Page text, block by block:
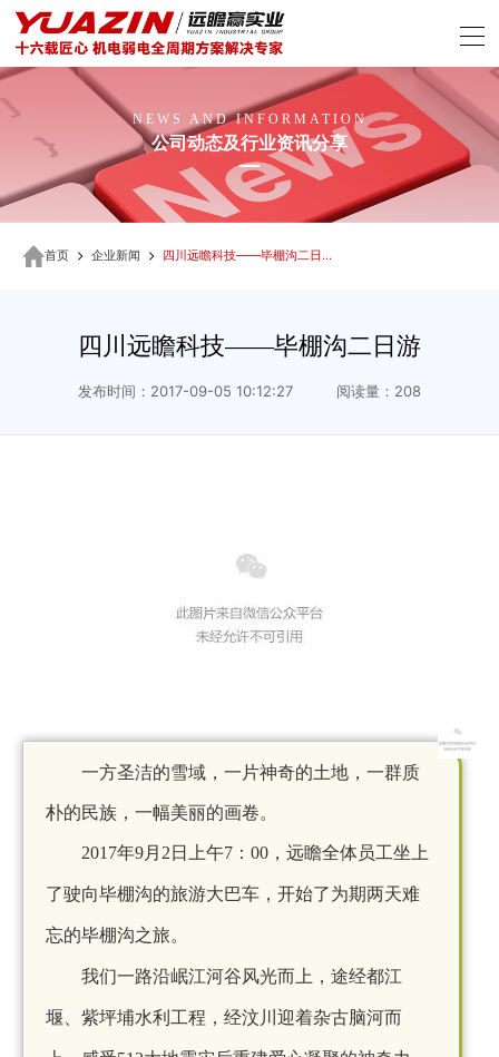
NEWS AND INFORMATION
公司动态及行业资讯分享
首页 企业新闻 四川远瞻科技——毕棚沟二日游
四川远瞻科技——毕棚沟二日游
发布时间：2017-09-05 10:12:27 阅读量：208
一方圣洁的雪域，一片神奇的土地，一群质
朴的民族，一幅美丽的画卷。
2017年9月2日上午7：00， 远瞻全体员工坐上
了驶向毕棚沟的旅游大巴车，开始了为期两天难
忘的毕棚沟之旅。
我们一路沿岷江河谷风光而上，途经都江
堰、紫坪埔水利工程，经汶川迎着杂古脑河而